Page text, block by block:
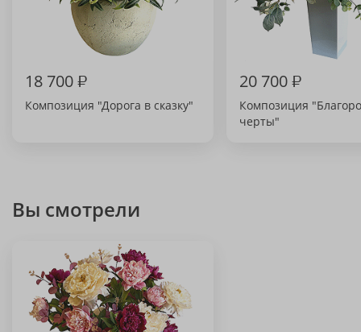
18 700₽
Композиция "Дорога в сказку"
20 700₽
Композиция
черты"
Вы смотрели